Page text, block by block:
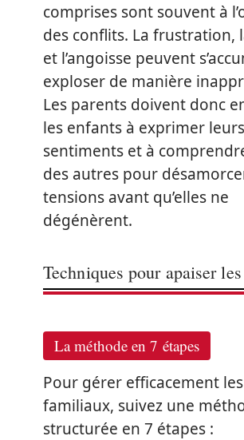
comprises sont souvent à
des conflits. La frustration,
et l’angoisse peuvent
exploser de manière
Les parents doivent donc
les enfants à exprimer leurs
sentiments et à
des autres pour
tensions avant qu’elles ne
dégénèrent.
Techniques pour apaiser
La méthode en 7 étapes
Pour gérer efficacement
familiaux, suivez une
structurée en 7 étapes :